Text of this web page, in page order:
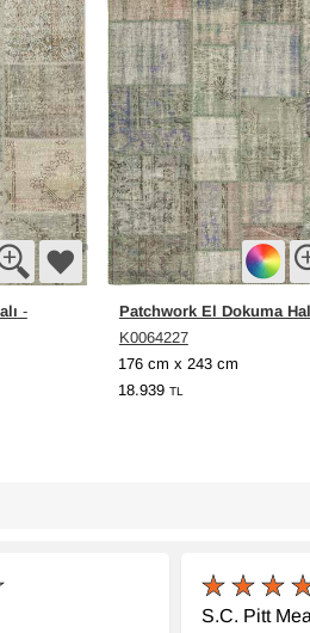
-
Patchwork El Dokuma
K0064227
176 cm x 243 cm
18.939 TL
S.C. Pitt